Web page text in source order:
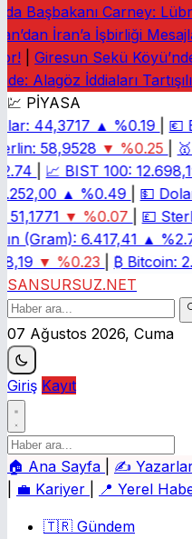
Başbakanı Carney:
İran’a İşbirliği
Giresun Sekü
Alagöz İddiaları
💹 PİYASA
44,3717 ▲ %0.19 💶
58,9528 ▼ %0.25 🥇
📈 BIST 100:
▲ %0.49 💵
51,1771 ▼ %0.07 💷
(Gram): 6.417,41 ▲
▼ %0.23 ₿ Bitcoin:
SANSURSUZ.NET
07 Ağustos 2026, Cuma
Giriş Kayıt
🏠 Ana Sayfa ✍️
💼 Kariyer 📍 Yerel
🇹🇷 Gündem